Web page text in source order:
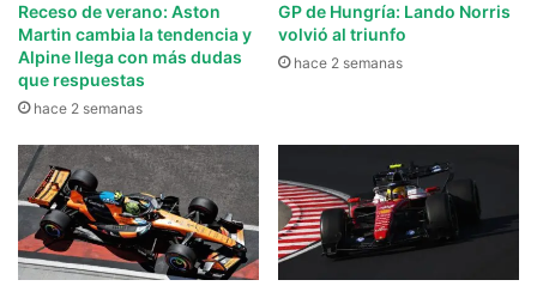
Receso de verano: Aston
Martin cambia la tendencia y
Alpine llega con más dudas
que respuestas
hace 2 semanas
GP de Hungría: Lando Norris
volvió al triunfo
hace 2 semanas